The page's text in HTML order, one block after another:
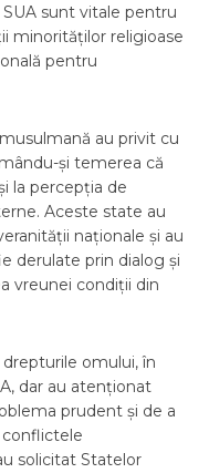
sunt vitale pentru
minorităților religioase
pentru
au privit cu
și temerea că
la percepția de
Aceste state au
naționale și au
derulate prin dialog și
vreunei condiții din
omului, în
dar au atenționat
prudent și de a
solicitat Statelor